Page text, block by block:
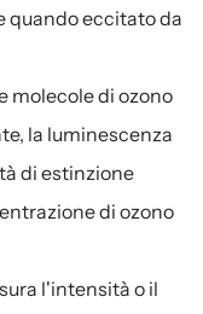
quando eccitato da
molecole di ozono
la luminescenza
di estinzione
di ozono
l'intensità o il